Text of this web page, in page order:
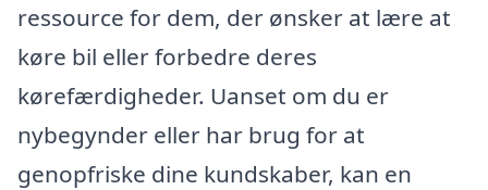
ressource for dem, der ønsker at lære at
køre bil eller forbedre deres
kørefærdigheder. Uanset om du er
nybegynder eller har brug for at
genopfriske dine kundskaber, kan en